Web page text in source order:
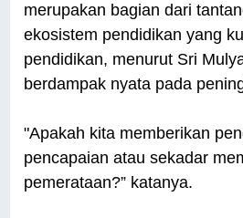
merupakan bagian dari
ekosistem pendidikan yang
pendidikan, menurut Sri
berdampak nyata pada
"Apakah kita memberikan
pencapaian atau sekadar
pemerataan?” katanya.